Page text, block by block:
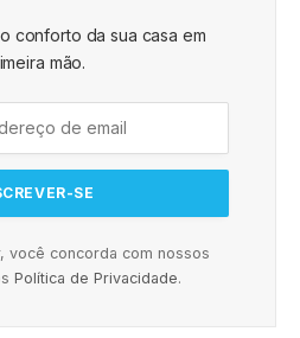
conforto da sua casa em
mão.
você concorda com nossos
Política de Privacidade.